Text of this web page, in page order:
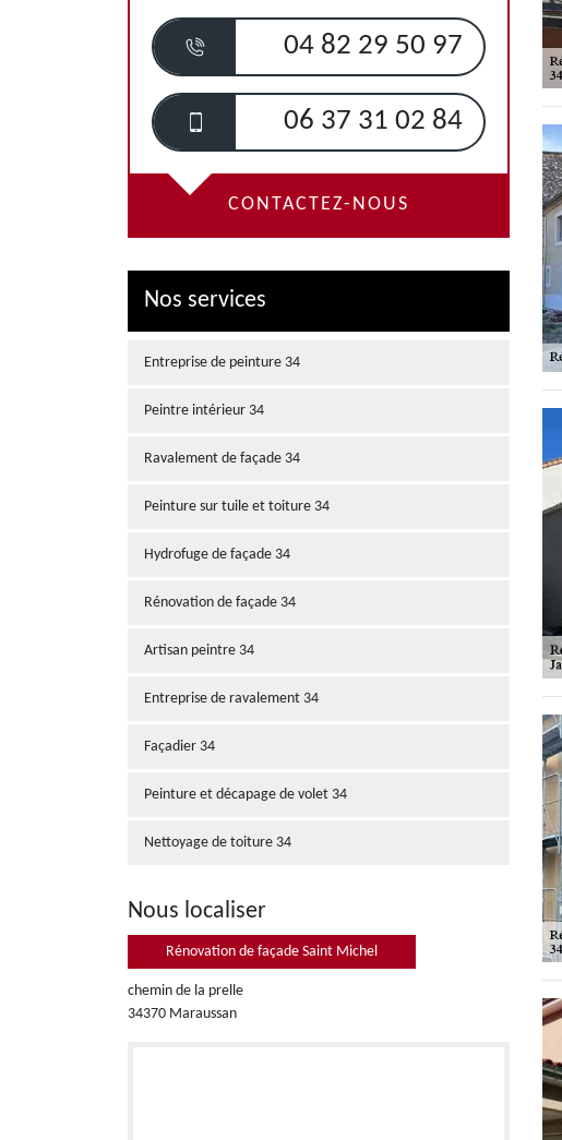
04 82 29 50 97
06 37 31 02 84
CONTACTEZ-NOUS
Nos services
Entreprise de peinture 34
Peintre intérieur 34
Ravalement de façade 34
Peinture sur tuile et toiture 34
Hydrofuge de façade 34
Rénovation de façade 34
Artisan peintre 34
Entreprise de ravalement 34
Façadier 34
Peinture et décapage de volet 34
Nettoyage de toiture 34
Nous localiser
Rénovation de façade Saint Michel
chemin de la prelle
34370 Maraussan